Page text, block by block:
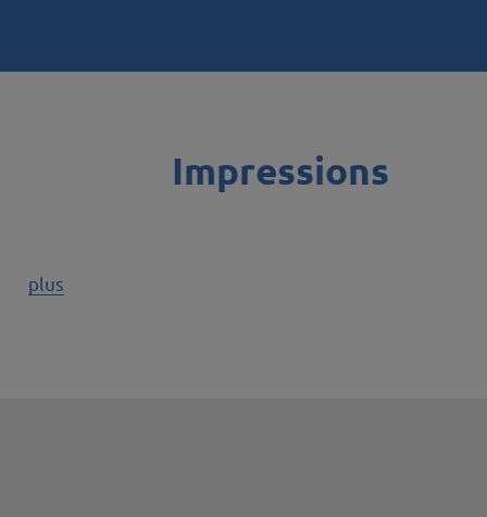
Impressions
plus